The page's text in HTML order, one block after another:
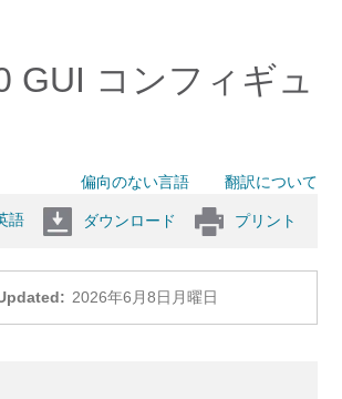
GUI コンフィギュ
偏向のない言語 翻訳について
語 ダウンロード プリント
2026年6月8日月曜日